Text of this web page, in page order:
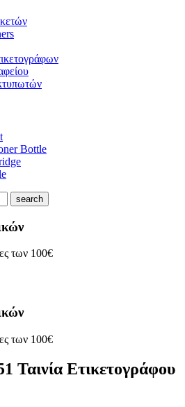
Bottle
search
των 100€
των 100€
Ταινία Ετικετογράφου